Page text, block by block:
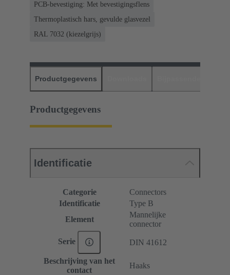
PCB-bevestiging: Met bevestigingsflens
Thermoplastisch hars, gevulde glasvezel
RAL 7032 (kiezelgrijs)
Productgegevens
Productgegevens
Identificatie
Categorie
Connectors
Identificatie
Type B
Element
Mannelijke
connector
Serie DIN 41612
Beschrijving van het
contact
Haaks